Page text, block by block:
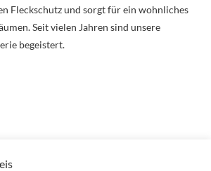
Fleckschutz und sorgt für ein wohnliches
Seit vielen Jahren sind unsere
begeistert.